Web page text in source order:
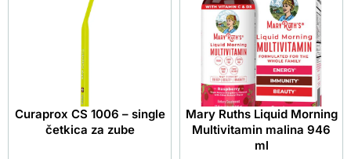
Curaprox CS 1006 – single
četkica za zube
Mary Ruths Liquid Morning
Multivitamin malina 946
ml